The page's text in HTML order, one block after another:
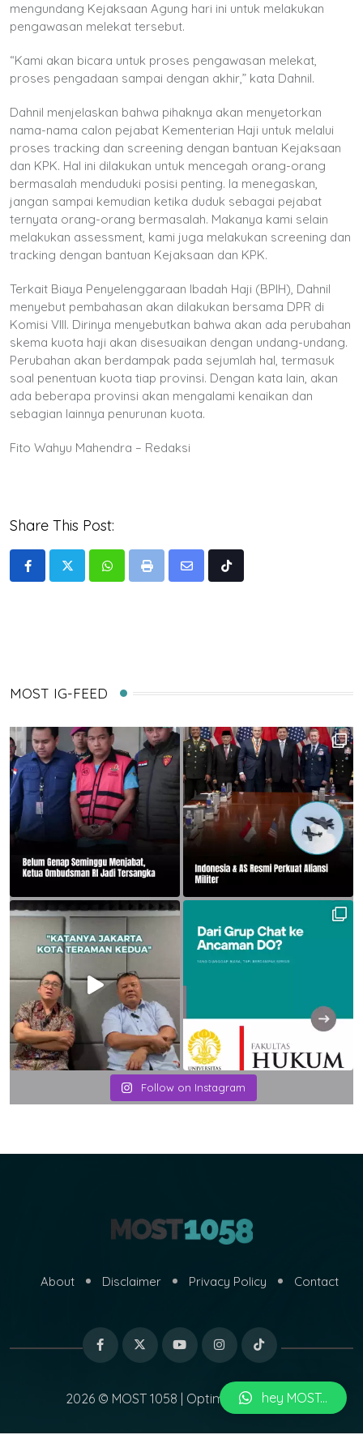
mengundang Kejaksaan Agung hari ini untuk melakukan
pengawasan melekat tersebut.
“Kami akan bicara untuk proses pengawasan melekat,
proses pengadaan sampai dengan akhir,” kata Dahnil.
Dahnil menjelaskan bahwa pihaknya akan menyetorkan
nama-nama calon pejabat Kementerian Haji untuk melalui
proses tracking dan screening dengan bantuan Kejaksaan
dan KPK. Hal ini dilakukan untuk mencegah orang-orang
bermasalah menduduki posisi penting. Ia menegaskan,
jangan sampai kemudian ketika duduk sebagai pejabat
ternyata orang-orang bermasalah. Makanya kami selain
melakukan assessment, kami juga melakukan screening dan
tracking dengan bantuan Kejaksaan dan KPK.
Terkait Biaya Penyelenggaraan Ibadah Haji (BPIH), Dahnil
menyebut pembahasan akan dilakukan bersama DPR di
Komisi VIII. Dirinya menyebutkan bahwa akan ada perubahan
skema kuota haji akan disesuaikan dengan undang-undang.
Perubahan akan berdampak pada sejumlah hal, termasuk
soal penentuan kuota tiap provinsi. Dengan kata lain, akan
ada beberapa provinsi akan mengalami kenaikan dan
sebagian lainnya penurunan kuota.
Fito Wahyu Mahendra – Redaksi
Share This Post:
WhatsappPrint
Share
Tiktok
MOST IG-FEED
Follow on Instagram
About Disclaimer Privacy Policy Contact
2026 © MOST 1058 | Optimized byMARI
hey MOST...